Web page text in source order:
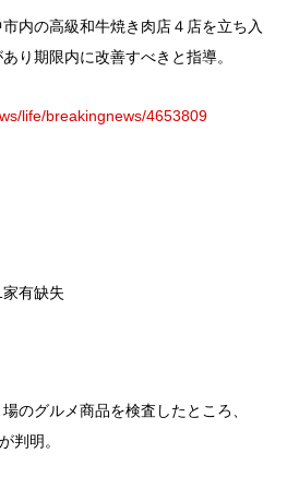
内の高級和牛焼き肉店４店を立ち入
り期限内に改善すべきと指導。
life/breakingnews/4653809
有缺失
のグルメ商品を検査したところ、
判明。